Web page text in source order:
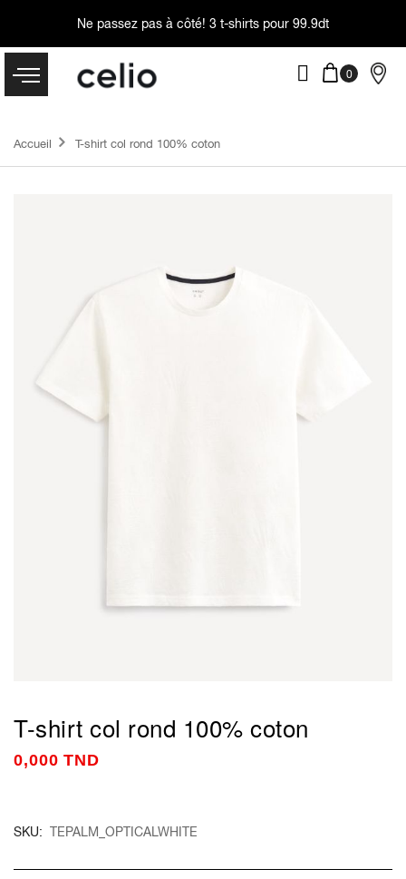
Ne passez pas à côté! 3 t-shirts pour 99.9dt
Accueil T-shirt col rond 100% coton
T-shirt col rond 100% coton
0,000 TND
SKU TEPALM_OPTICALWHITE